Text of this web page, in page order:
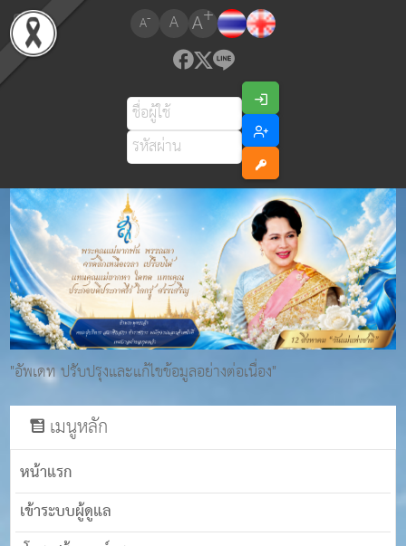
A- A A+
"อัพเดท ปรับปรุงและแก้ไขข้อมูลอย่างต่อเนื่อง"
เมนูหลัก
หน้าแรก
เข้าระบบผู้ดูแล